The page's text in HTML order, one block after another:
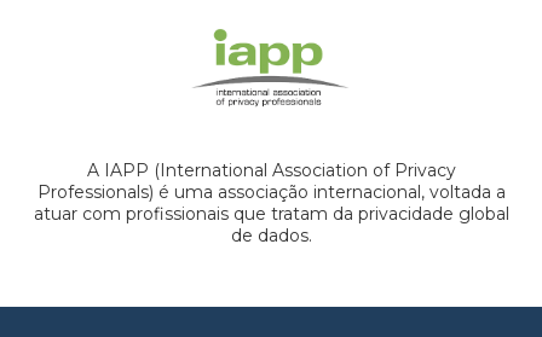
A IAPP (International Association of Privacy
Professionals) é uma associação internacional, voltada a
atuar com profissionais que tratam da privacidade global
de dados.